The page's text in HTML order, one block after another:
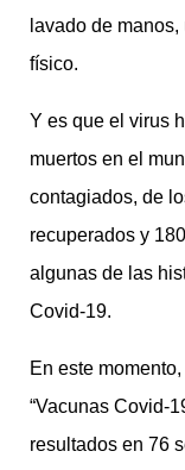
lavado de
físico.
Y es que el virus
muertos en el
contagiados, de
recuperados y
algunas de las
Covid-19.
En este
“Vacunas Covid-
resultados en 76